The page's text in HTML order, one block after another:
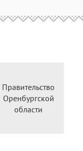
Правительство
Оренбургской
области